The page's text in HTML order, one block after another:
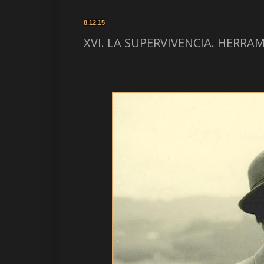
8.12.15
XVI. LA SUPERVIVENCIA.